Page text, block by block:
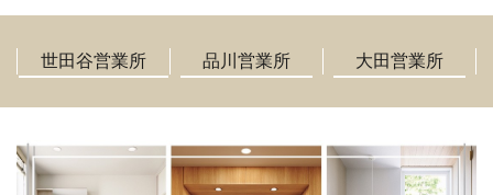
世田谷営業所 品川営業所 大田営業所